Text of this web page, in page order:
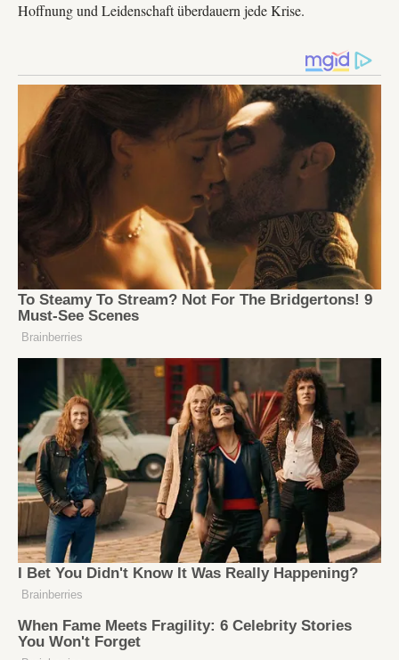
Hoffnung und Leidenschaft überdauern jede Krise.